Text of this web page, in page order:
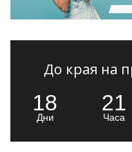
До края на
18
Дни
21
Часа